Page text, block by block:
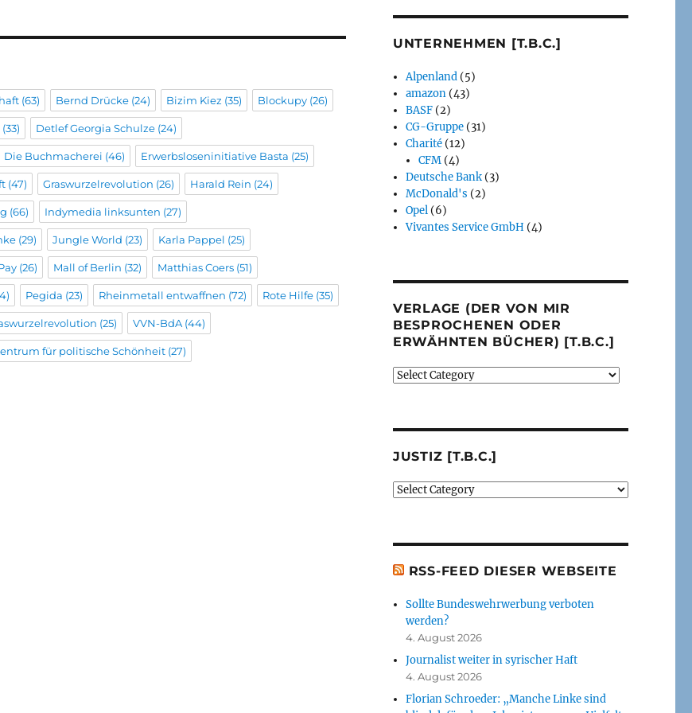
(63) Bernd Drücke (24) Bizim Kiez (35) Blockupy (26)
(33) Detlef Georgia Schulze (24)
Die Buchmacherei (46) Erwerbsloseninitiative Basta (25)
(47) Graswurzelrevolution (26) Harald Rein (24)
(66) Indymedia linksunten (27)
(29) Jungle World (23) Karla Pappel (25)
(26) Mall of Berlin (32) Matthias Coers (51)
Pegida (23) Rheinmetall entwaffnen (72) Rote Hilfe (35)
(25) VVN-BdA (44)
für politische Schönheit (27)
UNTERNEHMEN [T.B.C.]
Alpenland (5)
amazon (43)
BASF (2)
CG-Gruppe (31)
Charité (12)
CFM (4)
Deutsche Bank (3)
McDonald's (2)
Opel (6)
Vivantes Service GmbH (4)
VERLAGE (DER VON MIR
BESPROCHENEN ODER
ERWÄHNTEN BÜCHER) [T.B.C.]
Verlage
oder
Bücher)
JUSTIZ [T.B.C.]
Justiz
RSS-FEED DIESER WEBSEITE
Sollte Bundeswehrwerbung verboten
werden?
4. August 2026
Journalist weiter in syrischer Haft
4. August 2026
Florian Schroeder: „Manche Linke sind